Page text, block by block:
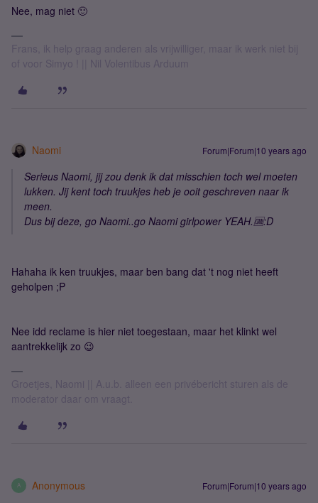
Nee, mag niet 🙂
Frans, ik help graag anderen als vrijwilliger, maar ik werk niet bij
of voor Simyo ! || Nil Volentibus Arduum
Naomi Forum|Forum|10 years ago
Serieus Naomi, jij zou denk ik dat misschien toch wel moeten
lukken. Jij kent toch truukjes heb je ooit geschreven naar ik
meen.
Dus bij deze, go Naomi..go Naomi girlpower YEAH.🆒:D
Hahaha ik ken truukjes, maar ben bang dat 't nog niet heeft
geholpen ;P
Nee idd reclame is hier niet toegestaan, maar het klinkt wel
aantrekkelijk zo 😉
Groetjes, Naomi || A.u.b. alleen een privébericht sturen als de
moderator daar om vraagt.
A Anonymous Forum|Forum|10 years ago